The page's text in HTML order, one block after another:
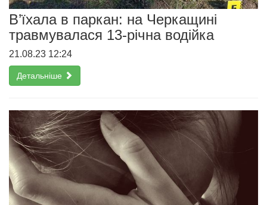
В’їхала в паркан: на Черкащині
травмувалася 13-річна водійка
21.08.23 12:24
Детальніше